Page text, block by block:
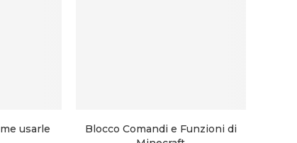
usarle
Blocco Comandi e Funzioni di